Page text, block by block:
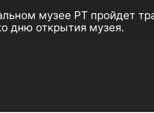
музее РТ пройдет
дню открытия музея.